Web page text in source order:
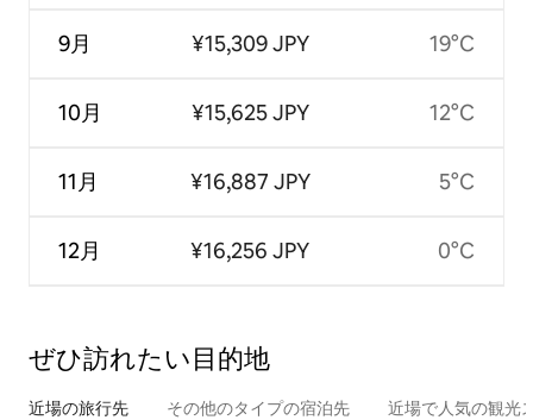
9月
10月
11月
12月
¥15,309 JPY
¥15,625 JPY
¥16,887 JPY
¥16,256 JPY
19°C
12°C
5°C
0°C
ぜひ訪⁠れ⁠た⁠い目⁠的⁠地
近場の旅行先 その他のタ⁠イ⁠プ⁠の宿⁠泊⁠先 近場で人気の観光